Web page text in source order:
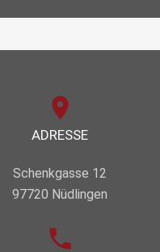
ADRESSE
Schenkgasse 12
97720 Nüdlingen